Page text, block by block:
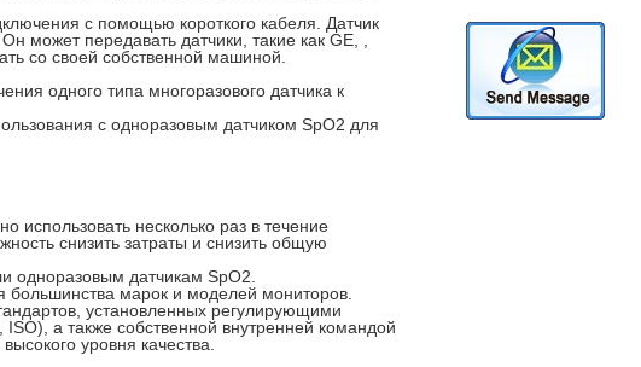
с помощью короткого кабеля. Датчик
может передавать датчики, такие как GE, ,
со своей собственной машиной.
одного типа многоразового датчика к
с одноразовым датчиком SpO2 для
использовать несколько раз в течение
снизить затраты и снизить общую
одноразовым датчикам SpO2.
марок и моделей мониторов.
установленных регулирующими
а также собственной внутренней командой
уровня качества.